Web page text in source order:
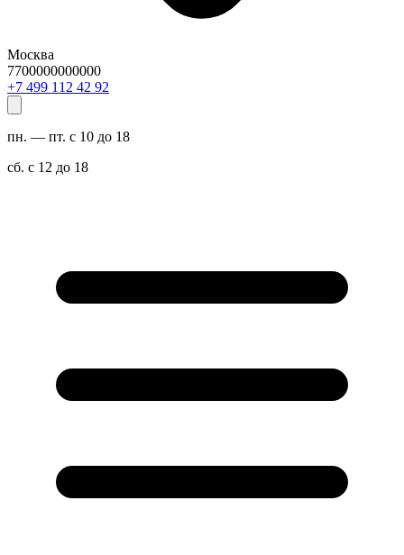
Москва
7700000000000
29 24 211 994 7+
пн. — пт. с 10 до 18
сб. с 12 до 18